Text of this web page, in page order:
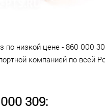
по низкой цене - 860 000
компанией по всей
309: